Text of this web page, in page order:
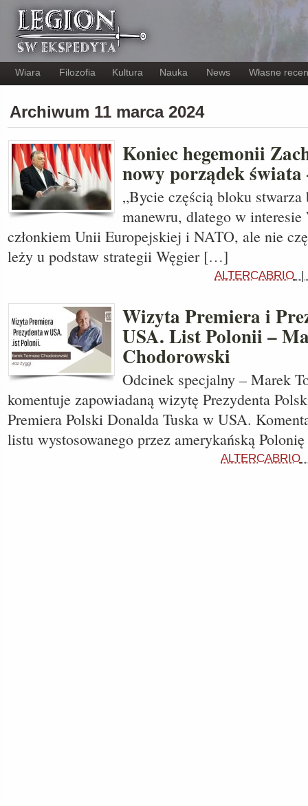
Wiara Filozofia Kultura Nauka News Własne
Archiwum 11 marca 2024
Koniec hegemonii
nowy porządek
„Bycie częścią bloku stwarza
manewru, dlatego w
członkiem Unii Europejskiej i NATO, ale nie
leży u podstaw strategii Węgier […]
ALTERCABRIO
Wizyta Premiera i
USA. List Polonii –
Chodorowski
Odcinek specjalny – Marek
komentuje zapowiadaną wizytę Prezydenta
Premiera Polski Donalda Tuska w USA.
listu wystosowanego przez amerykańską
ALTERCABRIO